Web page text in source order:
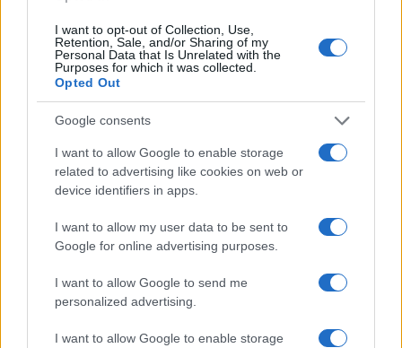
I want to opt-out of Collection, Use,
Retention, Sale, and/or Sharing of my
Personal Data that Is Unrelated with the
Purposes for which it was collected.
Opted Out
Google consents
I want to allow Google to enable storage
related to advertising like cookies on web or
device identifiers in apps.
I want to allow my user data to be sent to
Google for online advertising purposes.
I want to allow Google to send me
personalized advertising.
I want to allow Google to enable storage
OpenAI, Anthropic e DeepSeek: la guerra dei prezzi
nell’IA nel 2026
Edoardo Marchesi · 3 Ago 2026